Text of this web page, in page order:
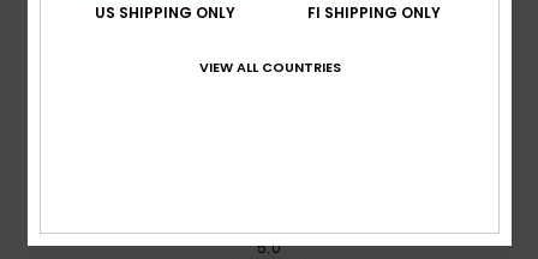
5.0
US SHIPPING ONLY FI SHIPPING ONLY
VIEW ALL COUNTRIES